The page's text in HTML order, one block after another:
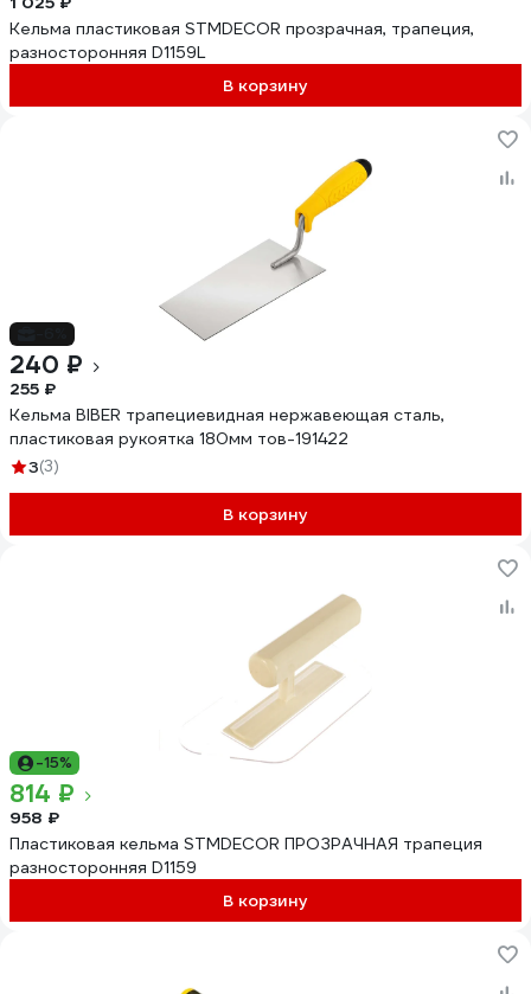
Кельма пластиковая STMDECOR прозрачная, трапеция,
разносторонняя D1159L
В корзину
240 ₽
255 ₽
Кельма BIBER трапециевидная нержавеющая сталь,
пластиковая рукоятка 180мм тов-191422
3(3)
В корзину
-15%
814 ₽
958 ₽
Пластиковая кельма STMDECOR ПРОЗРАЧНАЯ трапеция
разносторонняя D1159
В корзину